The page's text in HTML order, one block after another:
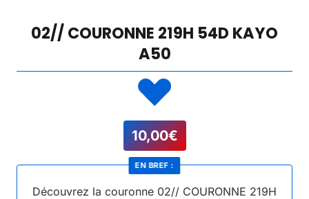
02// COURONNE 219H 54D KAYO
A50
10,00€
Découvrez la couronne 02// COURONNE 219H
EN BREF :